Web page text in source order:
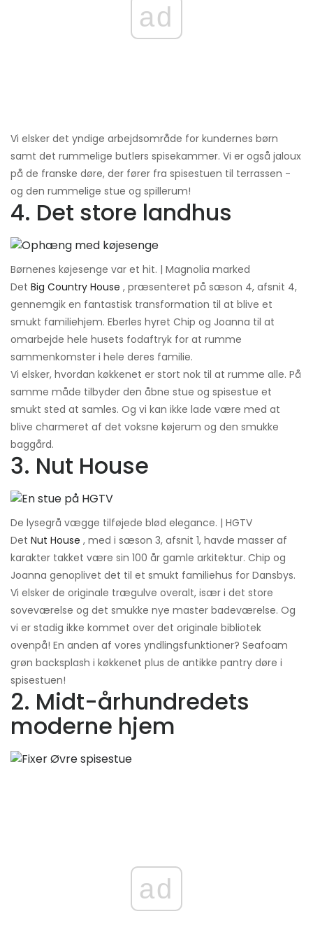
ad
Vi elsker det yndige arbejdsområde for kundernes børn
samt det rummelige butlers spisekammer. Vi er også jaloux
på de franske døre, der fører fra spisestuen til terrassen -
og den rummelige stue og spillerum!
4. Det store landhus
Børnenes køjesenge var et hit. | Magnolia marked
Det Big Country House , præsenteret på sæson 4, afsnit 4,
gennemgik en fantastisk transformation til at blive et
smukt familiehjem. Eberles hyret Chip og Joanna til at
omarbejde hele husets fodaftryk for at rumme
sammenkomster i hele deres familie.
Vi elsker, hvordan køkkenet er stort nok til at rumme alle. På
samme måde tilbyder den åbne stue og spisestue et
smukt sted at samles. Og vi kan ikke lade være med at
blive charmeret af det voksne køjerum og den smukke
baggård.
3. Nut House
De lysegrå vægge tilføjede blød elegance. | HGTV
Det Nut House , med i sæson 3, afsnit 1, havde masser af
karakter takket være sin 100 år gamle arkitektur. Chip og
Joanna genoplivet det til et smukt familiehus for Dansbys.
Vi elsker de originale trægulve overalt, især i det store
soveværelse og det smukke nye master badeværelse. Og
vi er stadig ikke kommet over det originale bibliotek
ovenpå! En anden af ​​vores yndlingsfunktioner? Seafoam
grøn backsplash i køkkenet plus de antikke pantry døre i
spisestuen!
2. Midt-århundredets
moderne hjem
ad